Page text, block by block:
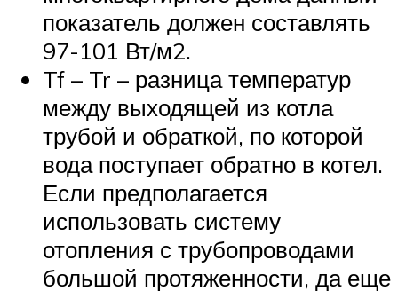
показатель должен составлять
97-101 Вт/м2.
Tf – Tr – разница температур
между выходящей из котла
трубой и обраткой, по которой
вода поступает обратно в котел.
Если предполагается
использовать систему
отопления с трубопроводами
большой протяженности, да еще